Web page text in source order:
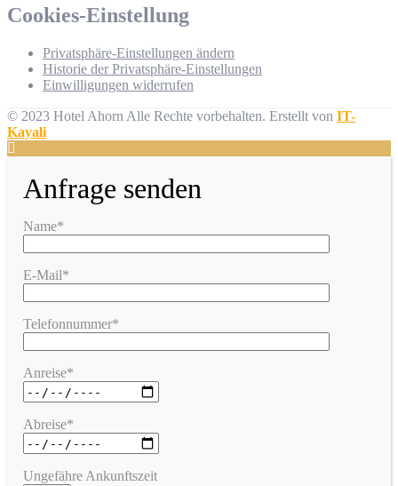
Cookies-Einstellung
Privatsphäre-Einstellungen ändern
Historie der Privatsphäre-Einstellungen
Einwilligungen widerrufen
© 2023 Hotel Ahorn Alle Rechte vorbehalten. Erstellt von IT-
Kayali
Anfrage senden
Name*
E-Mail*
Telefonnummer*
Anreise*
Abreise*
Ungefähre Ankunftszeit